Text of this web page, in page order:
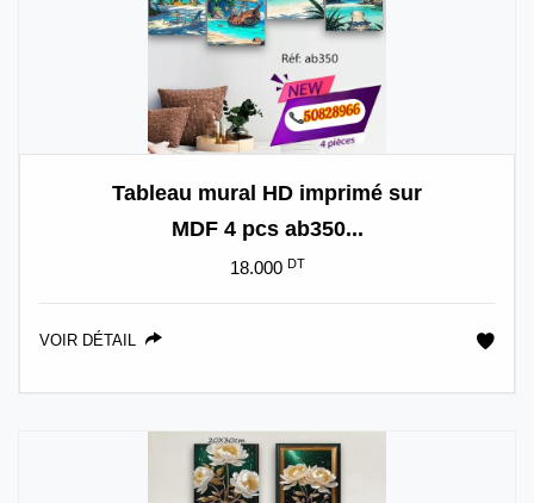
Tableau mural HD imprimé sur
MDF 4 pcs ab350...
18.000 DT
VOIR DÉTAIL